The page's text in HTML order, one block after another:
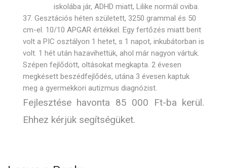
iskolába jár, ADHD miatt, Lilike normál oviba.
37. Gesztációs héten született, 3250 grammal és 50
cm-el. 10/10 APGAR értékkel. Egy fertőzés miatt bent
volt a PIC osztályon 1 hetet, s 1 napot, inkubátorban is
volt. 1 hét után hazavihettük, ahol már nagyon vártuk.
Szépen fejlődött, oltásokat megkapta. 2 évesen
megkésett beszédfejlődés, utána 3 évesen kaptuk
meg a gyermekkori autizmus diagnózist.
Fejlesztése havonta 85 000 Ft-ba kerül.
Ehhez kérjük segítségüket.